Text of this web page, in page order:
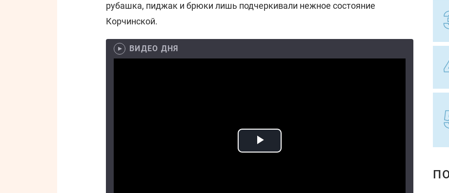
рубашка, пиджак и брюки лишь подчеркивали нежное состояние
Корчинской.
ВИДЕО ДНЯ